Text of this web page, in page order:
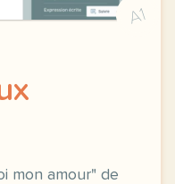
A1
mon amour" de